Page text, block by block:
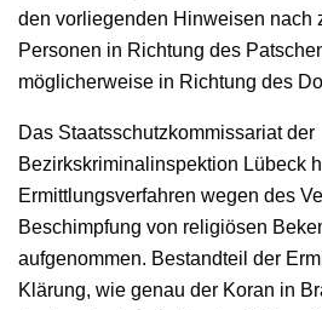
den vorliegenden Hinweisen nach
Personen in Richtung des
möglicherweise in Richtung des
Das Staatsschutzkommissariat der
Bezirkskriminalinspektion Lübeck
Ermittlungsverfahren wegen des
Beschimpfung von religiösen
aufgenommen. Bestandteil der
Klärung, wie genau der Koran in